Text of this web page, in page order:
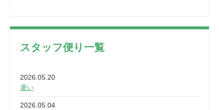
スタッフ便り一覧
2026.05.20
暑い
2026.05.04